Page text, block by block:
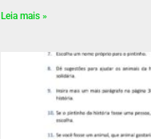
Leia mais »